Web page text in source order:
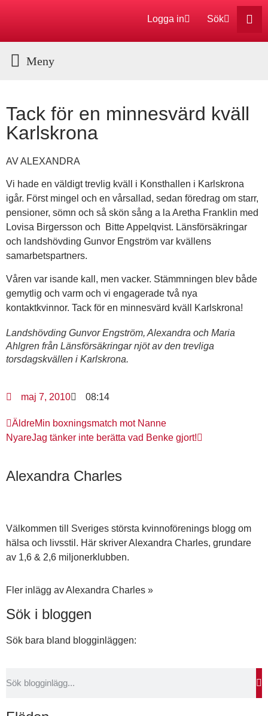
Logga in Sök
Tack för en minnesvärd kväll
Karlskrona
AV ALEXANDRA
Vi hade en väldigt trevlig kväll i Konsthallen i Karlskrona
igår. Först mingel och en vårsallad, sedan föredrag om starr,
pensioner, sömn och så skön sång a la Aretha Franklin med
Lovisa Birgersson och Bitte Appelqvist. Länsförsäkringar
och landshövding Gunvor Engström var kvällens
samarbetspartners.
Våren var isande kall, men vacker. Stämmningen blev både
gemytlig och varm och vi engagerade två nya
kontaktkvinnor. Tack för en minnesvärd kväll Karlskrona!
Landshövding Gunvor Engström, Alexandra och Maria
Ahlgren från Länsförsäkringar njöt av den trevliga
torsdagskvällen i Karlskrona.
maj 7, 2010 08:14
ÄldreMin boxningsmatch mot Nanne
NyareJag tänker inte berätta vad Benke gjort!
Alexandra Charles
Välkommen till Sveriges största kvinnoförenings blogg om
hälsa och livsstil. Här skriver Alexandra Charles, grundare
av 1,6 & 2,6 miljonerklubben.
Fler inlägg av Alexandra Charles »
Sök i bloggen
Sök bara bland blogginläggen: